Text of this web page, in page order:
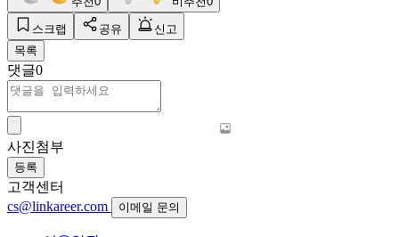
스크랩 공유
신고
목록
댓글0
사진첨부
등록
고객센터
cs@linkareer.com
이메일 문의